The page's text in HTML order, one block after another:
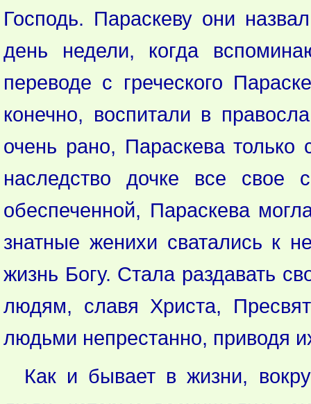
Господь. Параскеву они
день недели, когда
переводе с греческого
конечно, воспитали в
очень рано, Параскева только
наследство дочке все свое
обеспеченной, Параскева
знатные женихи сватались к
жизнь Богу. Стала раздавать
людям, славя Христа,
людьми непрестанно, приводя
Как и бывает в жизни,